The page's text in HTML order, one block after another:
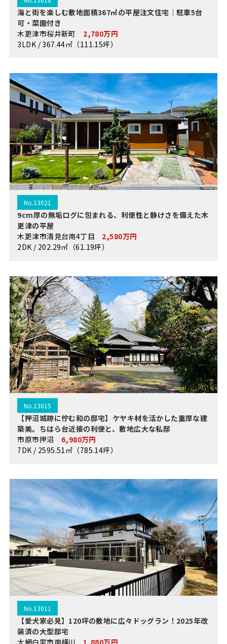
海と街を楽しむ敷地面積367㎡の平屋注文住宅｜駐車5台
可・菜園付き
木更津市桜井新町 2,780万円
3LDK / 367.44㎡（111.15坪）
No.13021
9cm厚の無垢ログに包まれる、利便性と静けさを備えた木
更津の平屋
木更津市清見台南4丁目 2,580万円
2DK / 202.29㎡（61.19坪）
No.13015
【押沼城跡に佇む和の邸宅】ケヤキ材を活かした重厚な建
築美。ちはら台近接の利便と、敷地広大な私邸
市原市押沼 6,980万円
7DK / 2595.51㎡（785.14坪）
No.13011
【愛犬家必見】120坪の敷地に広々ドッグラン！2025年改
装済の大型邸宅